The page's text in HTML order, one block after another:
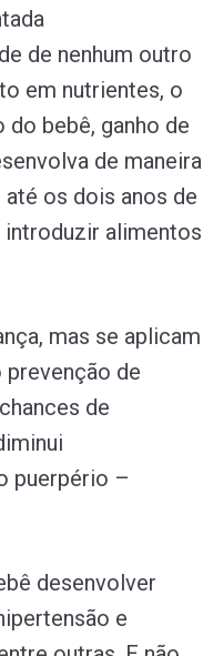
de nenhum outro
em nutrientes, o
bebê, ganho de
de maneira
até os dois anos de
introduzir alimentos
mas se aplicam
prevenção de
de
puerpério –
desenvolver
e